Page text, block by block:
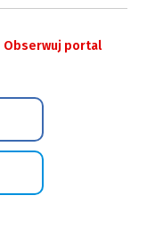
Obserwuj portal